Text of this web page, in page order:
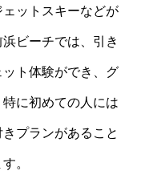
ットスキーなどが
ビーチでは、引き
ト体験ができ、グ
に初めての人には
プランがあること
。